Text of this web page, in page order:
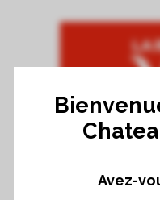
Primeurs de
Avez-